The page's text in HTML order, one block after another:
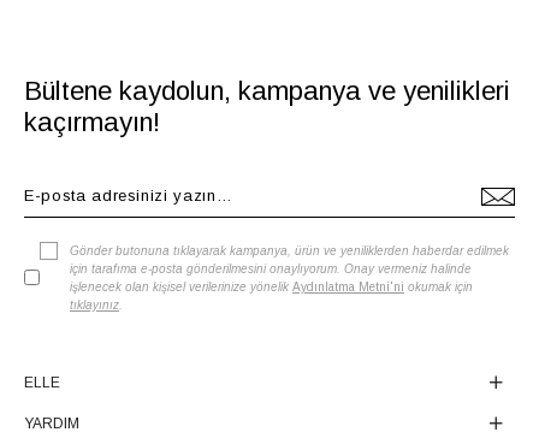
Bültene kaydolun, kampanya ve yenilikleri
kaçırmayın!
Gönder butonuna tıklayarak kampanya, ürün ve yeniliklerden haberdar edilmek
için tarafıma e-posta gönderilmesini onaylıyorum. Onay vermeniz halinde
işlenecek olan kişisel verilerinize yönelik Aydınlatma Metni'ni okumak için
tıklayınız
ELLE
YARDIM